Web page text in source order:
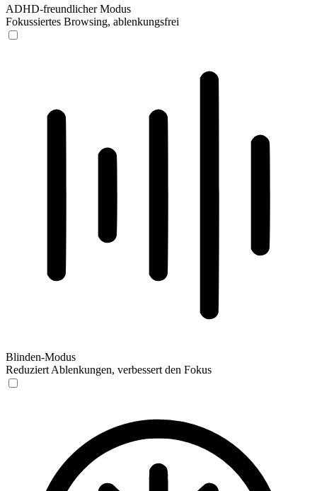
ADHD-freundlicher Modus
Fokussiertes Browsing, ablenkungsfrei
Blinden-Modus
Reduziert Ablenkungen, verbessert den Fokus